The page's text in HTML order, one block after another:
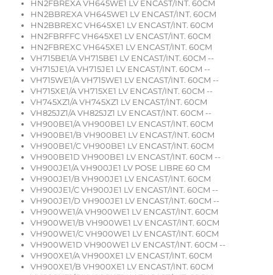
HN2FBREXA VH645WE1 LV ENCAST/INT. 60CM
HN2BBREXA VH645WE1 LV ENCAST/INT. 60CM
HN2BBREXC VH645XE1 LV ENCAST/INT. 60CM
HN2FBRFFC VH645XE1 LV ENCAST/INT. 60CM
HN2FBREXC VH645XE1 LV ENCAST/INT. 60CM
VH715BE1/A VH715BE1 LV ENCAST/INT. 60CM --
VH715JE1/A VH715JE1 LV ENCAST/INT. 60CM --
VH715WE1/A VH715WE1 LV ENCAST/INT. 60CM --
VH715XE1/A VH715XE1 LV ENCAST/INT. 60CM --
VH745XZ1/A VH745XZ1 LV ENCAST/INT. 60CM
VH825JZ1/A VH825JZ1 LV ENCAST/INT. 60CM --
VH900BE1/A VH900BE1 LV ENCAST/INT. 60CM
VH900BE1/B VH900BE1 LV ENCAST/INT. 60CM
VH900BE1/C VH900BE1 LV ENCAST/INT. 60CM
VH900BE1D VH900BE1 LV ENCAST/INT. 60CM --
VH900JE1/A VH900JE1 LV POSE LIBRE 60 CM
VH900JE1/B VH900JE1 LV ENCAST/INT. 60CM
VH900JE1/C VH900JE1 LV ENCAST/INT. 60CM --
VH900JE1/D VH900JE1 LV ENCAST/INT. 60CM --
VH900WE1/A VH900WE1 LV ENCAST/INT. 60CM
VH900WE1/B VH900WE1 LV ENCAST/INT. 60CM
VH900WE1/C VH900WE1 LV ENCAST/INT. 60CM
VH900WE1D VH900WE1 LV ENCAST/INT. 60CM --
VH900XE1/A VH900XE1 LV ENCAST/INT. 60CM
VH900XE1/B VH900XE1 LV ENCAST/INT. 60CM